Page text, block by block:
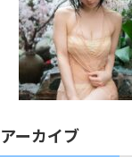
アーカイブ